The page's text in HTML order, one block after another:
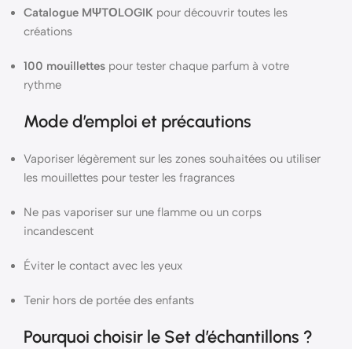
Catalogue MΨTΟLOGIK pour découvrir toutes les
créations
100 mouillettes pour tester chaque parfum à votre
rythme
Mode d’emploi et précautions
Vaporiser légèrement sur les zones souhaitées ou utiliser
les mouillettes pour tester les fragrances
Ne pas vaporiser sur une flamme ou un corps
incandescent
Éviter le contact avec les yeux
Tenir hors de portée des enfants
Pourquoi choisir le Set d’échantillons ?